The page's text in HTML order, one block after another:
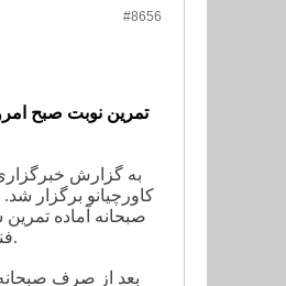
#8656
تمرین نوبت صبح
به گزارش
کاورچیانو برگزار
صبحانه آماده
فنی و بازیکنان به مدافع تیم ملی که خود را از اردوی تیم الاهلی قطر به ایتالیا رسانده بود، خوش آمد گفتند.
بعد از صرف